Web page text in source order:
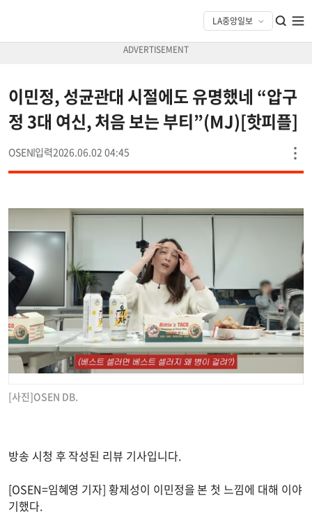
이민정, 성균관대 시절에도 유명했네 “압구
정 3대 여신, 처음 보는 부티”(MJ)[핫피플]
OSEN 2026.06.02 04:45
[사진]OSEN DB.
방송 시청 후 작성된 리뷰 기사입니다.
[OSEN=임혜영 기자] 황제성이 이민정을 본 첫 느낌에 대해 이야
기했다.